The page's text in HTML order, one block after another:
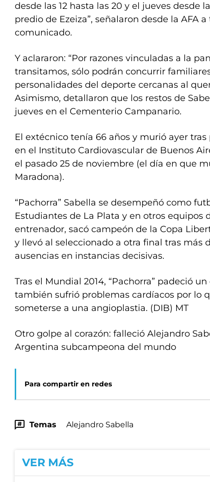
desde las 12 hasta las 20 y el jueves desde
predio de Ezeiza”, señalaron desde la AFA
comunicado.
Y aclararon: “Por razones vinculadas a la
transitamos, sólo podrán concurrir
personalidades del deporte cercanas al
Asimismo, detallaron que los restos de
jueves en el Cementerio Campanario.
El extécnico tenía 66 años y murió ayer
en el Instituto Cardiovascular de Buenos
el pasado 25 de noviembre (el día en que
Maradona).
“Pachorra” Sabella se desempeñó como
Estudiantes de La Plata y en otros equipos
entrenador, sacó campeón de la Copa
y llevó al seleccionado a otra final tras más
ausencias en instancias decisivas.
Tras el Mundial 2014, “Pachorra” padeció
también sufrió problemas cardíacos por lo
someterse a una angioplastia. (DIB) MT
Otro golpe al corazón: falleció Alejandro
Argentina subcampeona del mundo
Para compartir en redes
Temas Alejandro Sabella
VER MÁS